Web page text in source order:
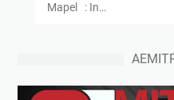
Mapel : In…